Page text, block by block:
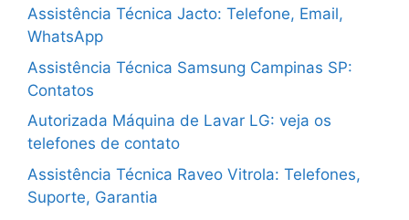
Assistência Técnica Jacto: Telefone, Email,
WhatsApp
Assistência Técnica Samsung Campinas SP:
Contatos
Autorizada Máquina de Lavar LG: veja os
telefones de contato
Assistência Técnica Raveo Vitrola: Telefones,
Suporte, Garantia